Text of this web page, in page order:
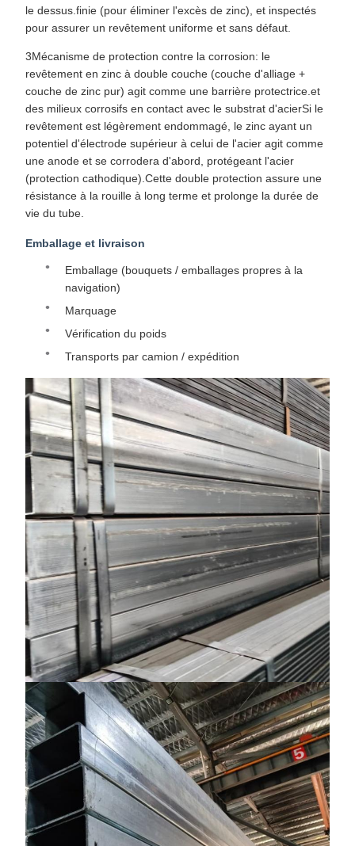
le dessus.finie (pour éliminer l'excès de zinc), et inspectés
pour assurer un revêtement uniforme et sans défaut.
3Mécanisme de protection contre la corrosion: le
revêtement en zinc à double couche (couche d'alliage +
couche de zinc pur) agit comme une barrière protectrice.et
des milieux corrosifs en contact avec le substrat d'acierSi le
revêtement est légèrement endommagé, le zinc ayant un
potentiel d'électrode supérieur à celui de l'acier agit comme
une anode et se corrodera d'abord, protégeant l'acier
(protection cathodique).Cette double protection assure une
résistance à la rouille à long terme et prolonge la durée de
vie du tube.
Emballage et livraison
Emballage (bouquets / emballages propres à la
navigation)
Marquage
Vérification du poids
Transports par camion / expédition